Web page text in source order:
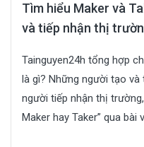
Tìm hiểu Maker và
và tiếp nhận thị
Tainguyen24h tổng hợp
là gì? Những người tạo
người tiếp nhận thị
Maker hay Taker” qua bài